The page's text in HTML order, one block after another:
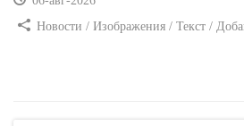
Новости / Изображения / Текст /